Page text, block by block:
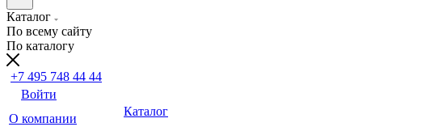
Каталог
По всему сайту
По каталогу
+7 495 748 44 44
Войти
О компании
Каталог